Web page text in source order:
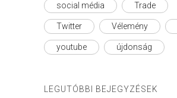
social média Trade
Twitter Vélemény
youtube újdonság
LEGUTÓBBI BEJEGYZÉSEK